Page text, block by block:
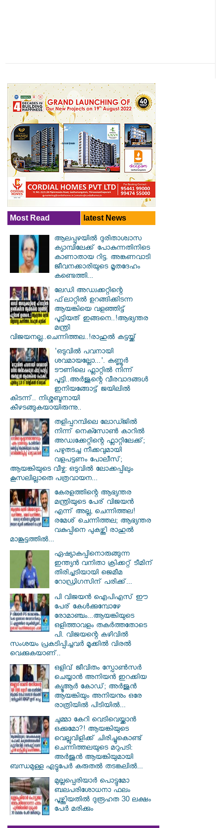
Most Read latest News
ആലപ്പുഴയിൽ ​ദുരിതാശ്വാസ
ക്യാമ്പിലേക്ക് പോകുന്നതിനിടെ
കാണാതായ റിട്ട. അങ്കണവാടി
ജീവനക്കാരിയുടെ മൃതദേഹം
കണ്ടെത്തി...
ലേഡി അഡ്വക്കറ്റിന്റെ
ഫ്‌ലാറ്റിൽ ഉറങ്ങിക്കിടന്ന
ആയങ്കിയെ വളഞ്ഞിട്ട്
പൂട്ടിയത് ഇങ്ങനെ..!ആഭ്യന്തര
മന്ത്രി
വിജയനല്ല..ചെന്നിത്തല..!രാഹുൽ കട്ടയ്ക്ക്
'ഒടുവിൽ പവനായി
ശവമായല്ലോ...'. കണ്ണൂര്‍
ടൗണിലെ ഫ്ലാറ്റിൽ നിന്ന്
പൂട്ടി..അർജുന്റെ വീരവാദങ്ങൾ
ഇനിയങ്ങോട്ട് ജയിലിൽ
കിടന്ന്.. നിശ്ശബ്ദനായി
കീഴടങ്ങുകയായിരുന്നു..
തളിപ്പറമ്പിലെ ലോഡ്ജിൽ
നിന്ന് നെക്സോൺ കാറിൽ
അഡ്വക്കേറ്റിന്റെ ഫ്ലാറ്റിലേക്ക്;
പഴുതടച്ച നീക്കവുമായി
വളപട്ടണം പോലീസ്;
ആയങ്കിയുടെ വീഴ്ച: ഒടുവിൽ ലോക്കപ്പിലും
കൂസലില്ലാതെ പത്രവായന...
കേരളത്തിന്റെ ആഭ്യന്തര
മന്ത്രിയുടെ പേര് വിജയൻ
എന്ന് അല്ല, ചെന്നിത്തല!
രമേശ് ചെന്നിത്തല; ആഭ്യന്തര
വകുപ്പിനെ പുകഴ്ത്തി രാഹുൽ
മാങ്കൂട്ടത്തിൽ...
ഏഷ്യാകപ്പിനൊരുങ്ങുന്ന
ഇന്ത്യൻ വനിതാ ക്രിക്കറ്റ് ടീമിന്
തിരിച്ചടിയായി ജെമീമ
റോഡ്രിഗസിന് പരിക്ക്...
പി വിജയന്‍ ഐപിഎസ് ഈ
പേര് കേൾക്കുമ്പോഴേ
രോമാഞ്ചം...ആയങ്കിയുടെ
ഒളിത്താവളം തകര്‍ത്തതോടെ
പി. വിജയന്റെ കഴിവില്‍
സംശയം പ്രകടിപ്പിച്ചവര്‍ മൂക്കില്‍ വിരല്‍
വെക്കുകയാണ്..
ഒളിവ് ജീവിതം സ്പോൺസർ
ചെയ്യാൻ അനിയൻ ഇറക്കിയ
ക്യൂആർ കോഡ്; അർജുൻ
ആയങ്കിയും അനിയനും ഒരേ
രാത്രിയിൽ പിടിയിൽ...
ചുമ്മാ കേറി വെടിവെയ്ക്കാൻ
ഒക്കുമോ?! ആയങ്കിയുടെ
വെല്ലുവിളിക്ക് ചിരിച്ചുകൊണ്ട്
ചെന്നിത്തലയുടെ മറുപടി:
അർജുൻ ആയങ്കിയുമായി
ബന്ധമുള്ള എട്ടുപേർ കരുതൽ തടങ്കലിൽ...
മുല്ലപ്പെരിയാര്‍ പൊട്ടുമോ
ബലപരിശോധനാ ഫലം
പൂഴ്ത്തിയതില്‍ ദുരൂഹത 30 ലക്ഷം
പേര്‍ മരിക്കും